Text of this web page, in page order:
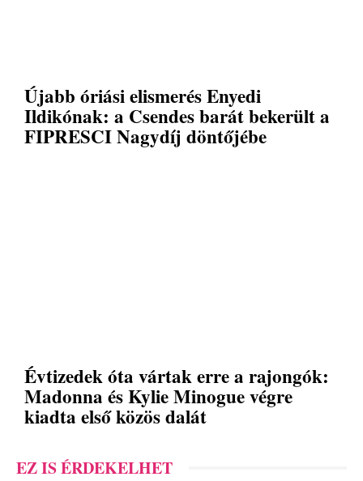
Újabb óriási elismerés Enyedi
Ildikónak: a Csendes barát bekerült a
FIPRESCI Nagydíj döntőjébe
Évtizedek óta vártak erre a rajongók:
Madonna és Kylie Minogue végre
kiadta első közös dalát
EZ IS ÉRDEKELHET